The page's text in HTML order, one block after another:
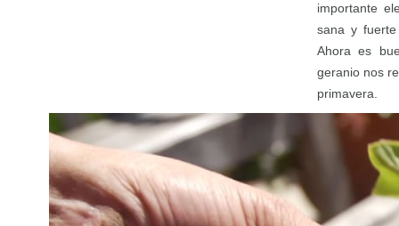
importante
sana y
Ahora es
geranio nos
primavera.